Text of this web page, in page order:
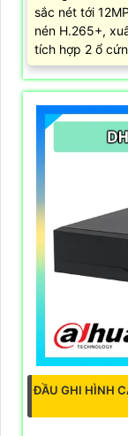
sắc nét tới
nén H.265+,
tích hợp 2 ổ
ĐẦU GHI HÌNH